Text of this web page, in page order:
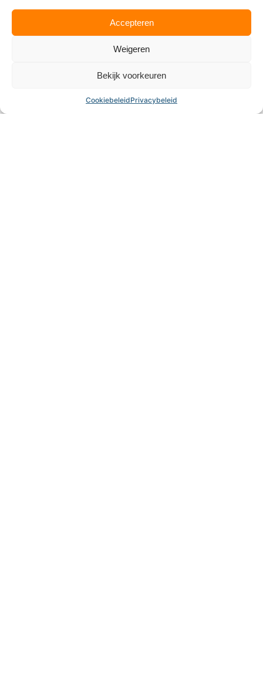
Accepteren
Weigeren
Bekijk voorkeuren
CookiebeleidPrivacybeleid
Tennis-- en Padelvereniging De Gouwen